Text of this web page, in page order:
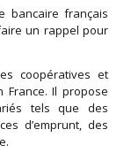
bancaire français
un rappel pour
coopératives et
France. Il propose
tels que des
d’emprunt, des